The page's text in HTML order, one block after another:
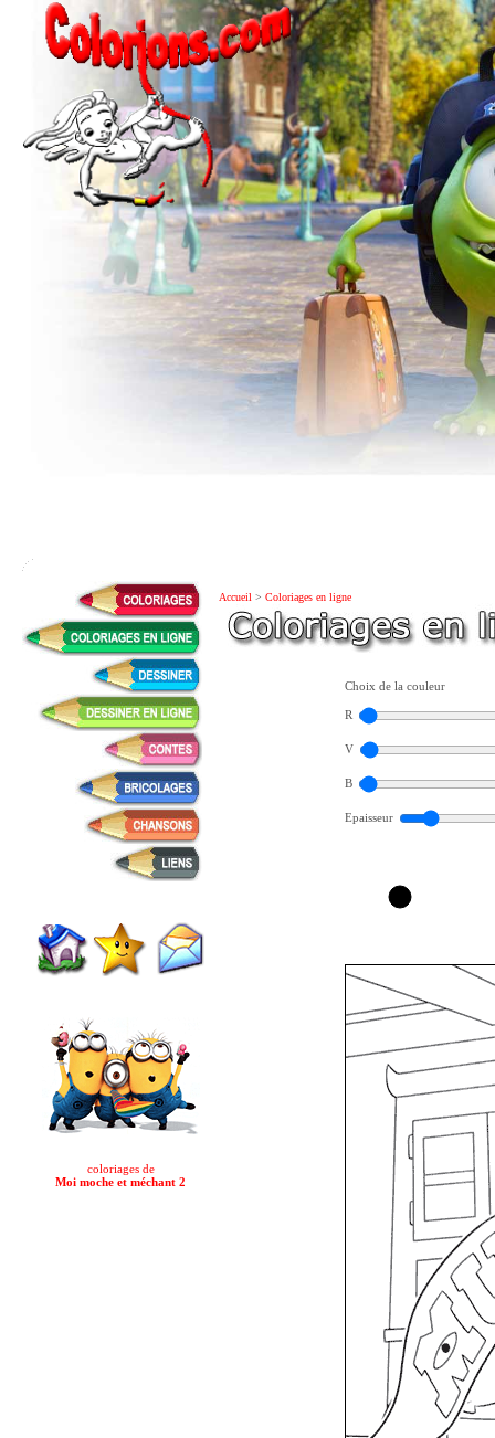
coloriages de
Moi moche et méchant 2
Accueil > Coloriages en ligne
Choix de la couleur
R
V
B
Epaisseur